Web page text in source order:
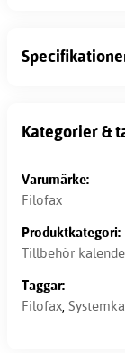
Kategorier &
Varumärke:
Filofax
Produktkategori:
Tillbehör
Taggar:
Filofax,